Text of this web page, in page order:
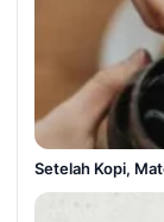
Setelah Kopi,